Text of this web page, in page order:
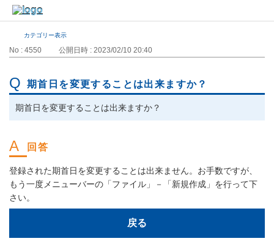
カテゴリー表示
No : 4550 公開日時 : 2023/02/10 20:40
期首日を変更することは出来ますか？
期首日を変更することは出来ますか？
登録された期首日を変更することは出来ません。お手数ですが、
もう一度メニューバーの「ファイル」－「新規作成」を行って下
さい。
戻る